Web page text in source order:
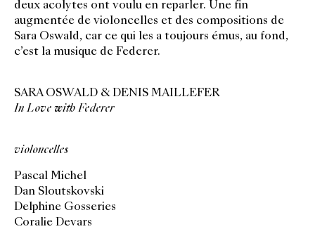
deux acolytes ont voulu en reparler. Une fin
augmentée de violoncelles et des compositions de
Sara Oswald, car ce qui les a toujours émus, au fond,
c’est la musique de Federer.
SARA OSWALD & DENIS MAILLEFER
In Love with Federer
violoncelles
Pascal Michel
Dan Sloutskovski
Delphine Gosseries
Coralie Devars